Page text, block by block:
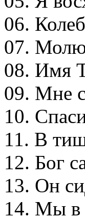
06.
07.
08. Имя
09. Мне
10.
11. В
12. Бог
13. Он
14. Мы в